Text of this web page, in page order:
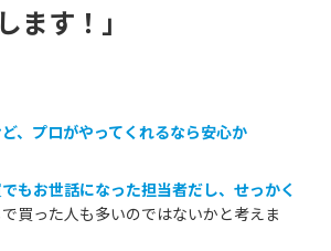
ます！」
ど、プロがやってくれるなら安心か
でもお世話になった担当者だし、せっかく
買った人も多いのではないかと考えま